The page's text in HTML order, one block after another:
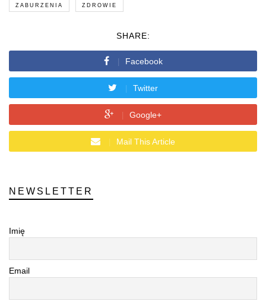
ZABURZENIA ZDROWIE
SHARE:
Facebook
Twitter
Google+
Mail This Article
NEWSLETTER
Imię
Email